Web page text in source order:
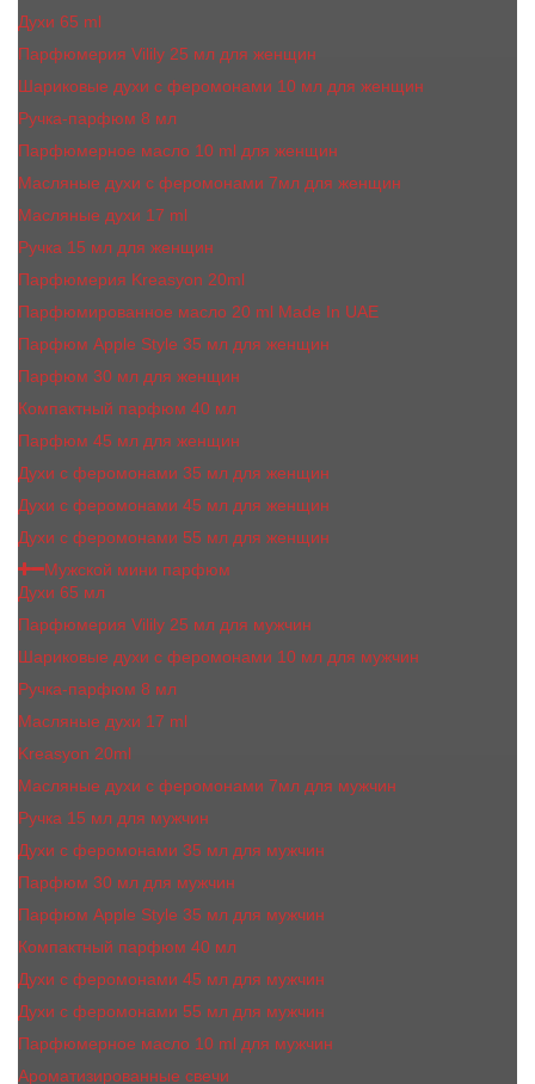
Духи 65 ml
Парфюмерия Vilily 25 мл для женщин
Шариковые духи с феромонами 10 мл для женщин
Ручка-парфюм 8 мл
Парфюмерное масло 10 ml для женщин
Масляные духи c феромонами 7мл для женщин
Масляные духи 17 ml
Ручка 15 мл для женщин
Парфюмерия Kreasyon 20ml
Парфюмированное масло 20 ml Made In UAE
Парфюм Apple Style 35 мл для женщин
Парфюм 30 мл для женщин
Компактный парфюм 40 мл
Парфюм 45 мл для женщин
Духи с феромонами 35 мл для женщин
Духи с феромонами 45 мл для женщин
Духи с феромонами 55 мл для женщин
Мужской мини парфюм
Духи 65 мл
Парфюмерия Vilily 25 мл для мужчин
Шариковые духи с феромонами 10 мл для мужчин
Ручка-парфюм 8 мл
Масляные духи 17 ml
Kreasyon 20ml
Масляные духи c феромонами 7мл для мужчин
Ручка 15 мл для мужчин
Духи с феромонами 35 мл для мужчин
Парфюм 30 мл для мужчин
Парфюм Apple Style 35 мл для мужчин
Компактный парфюм 40 мл
Духи с феромонами 45 мл для мужчин
Духи с феромонами 55 мл для мужчин
Парфюмерное масло 10 ml для мужчин
Ароматизированные свечи